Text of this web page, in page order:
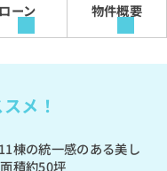
ローン 物件概要
メ！
棟の統一感のある美し
積約50坪